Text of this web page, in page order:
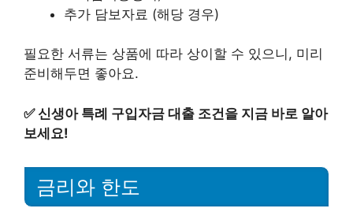
추가 담보자료 (해당 경우)
필요한 서류는 상품에 따라 상이할 수 있으니, 미리
준비해두면 좋아요.
✅신생아 특례 구입자금 대출 조건을 지금 바로 알아
보세요!
금리와 한도